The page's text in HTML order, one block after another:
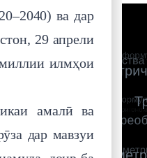
ва дар
29 апрели
илмҳои
амалӣ ва
дар мавзуи